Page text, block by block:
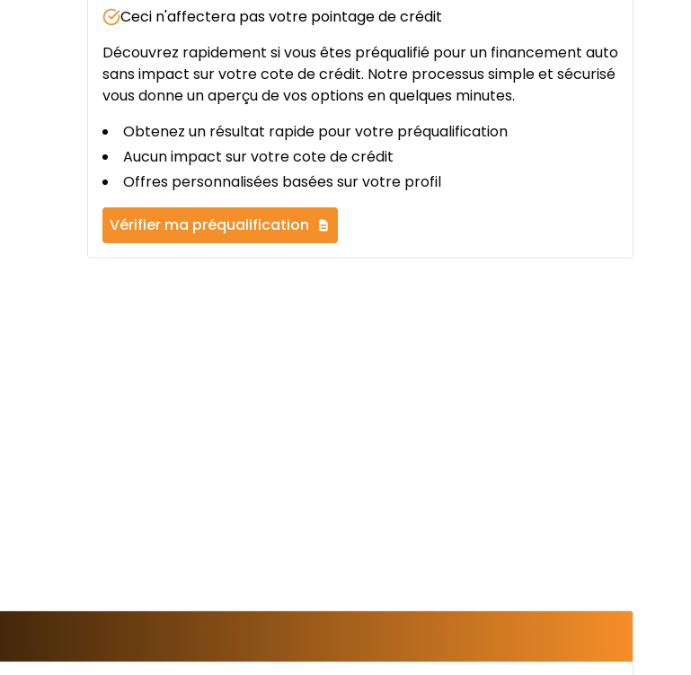
Ceci n'affectera pas votre pointage de crédit
Découvrez rapidement si vous êtes préqualifié pour un financement auto
sans impact sur votre cote de crédit. Notre processus simple et sécurisé
vous donne un aperçu de vos options en quelques minutes.
Obtenez un résultat rapide pour votre préqualification
Aucun impact sur votre cote de crédit
Offres personnalisées basées sur votre profil
Vérifier ma préqualification